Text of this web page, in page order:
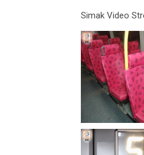
Simak Video